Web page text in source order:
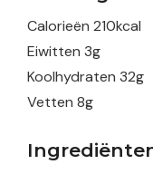
Calorieën 210kcal
Eiwitten 3g
Koolhydraten 32g
Vetten 8g